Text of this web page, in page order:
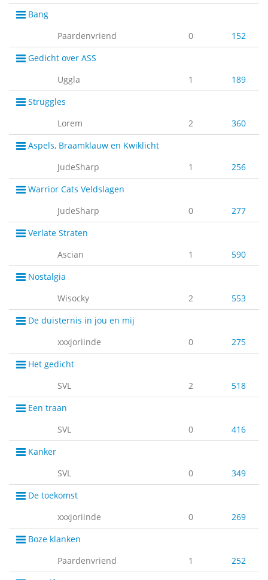
Bang
Paardenvriend
0
152
Gedicht over ASS
Uggla
1
189
Struggles
Lorem
2
360
Aspels, Braamklauw en Kwiklicht
JudeSharp
1
256
Warrior Cats Veldslagen
JudeSharp
0
277
Verlate Straten
Ascian
1
590
Nostalgia
Wisocky
2
553
De duisternis in jou en mij
xxxjoriinde
0
275
Het gedicht
SVL
2
518
Een traan
SVL
0
416
Kanker
SVL
0
349
De toekomst
xxxjoriinde
0
269
Boze klanken
Paardenvriend
1
252